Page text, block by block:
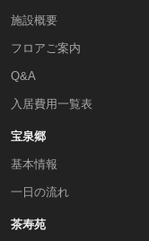
施設概要
フロアご案内
Q&A
入居費用一覧表
宝泉郷
基本情報
一日の流れ
茶寿苑